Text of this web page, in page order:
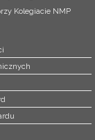
Kolegiacie NMP